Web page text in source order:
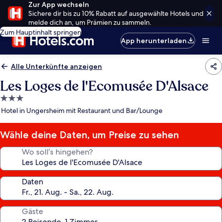
Zur App wechseln
Sichere dir bis zu 10% Rabatt auf ausgewählte Hotels und
melde dich an, um Prämien zu sammeln.
Zum Hauptinhalt springen
App herunterladen
Alle Unterkünfte anzeigen
Les Loges de l'Ecomusée D'Alsace
3.0-
Sterne-
Hotel in Ungersheim mit Restaurant und Bar/Lounge
Wähle deine Daten, um Preise zu sehen
Wo soll’s hingehen?
Daten
Gäste